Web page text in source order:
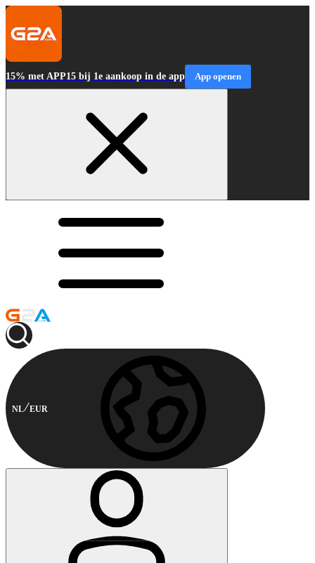
15% met APP15 bij 1e aankoop in de app App openen
NL EUR